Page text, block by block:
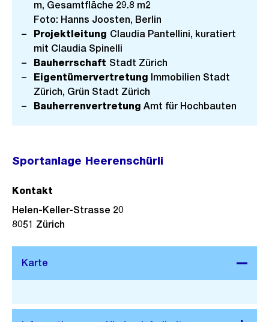
m, Gesamtfläche 29.8 m2
Foto: Hanns Joosten, Berlin
Projektleitung Claudia Pantellini, kuratiert
mit Claudia Spinelli
Bauherrschaft Stadt Zürich
Eigentümervertretung Immobilien Stadt
Zürich, Grün Stadt Zürich
Bauherrenvertretung Amt für Hochbauten
Sportanlage Heerenschürli
Stadtplan 3D
Kontakt
Helen-Keller-Strasse 20
8051 Zürich